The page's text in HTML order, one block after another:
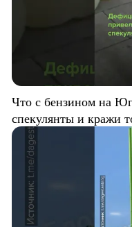
Что с бензином на
спекулянты и кражи